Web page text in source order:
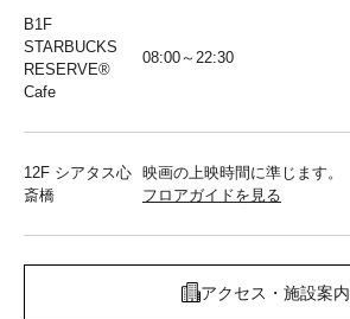
B1F
STARBUCKS
RESERVE®︎
Cafe
08:00～22:30
12F シアタス心
斎橋
映画の上映時間に準じます。
フロアガイドを見る
アクセス・施設案内